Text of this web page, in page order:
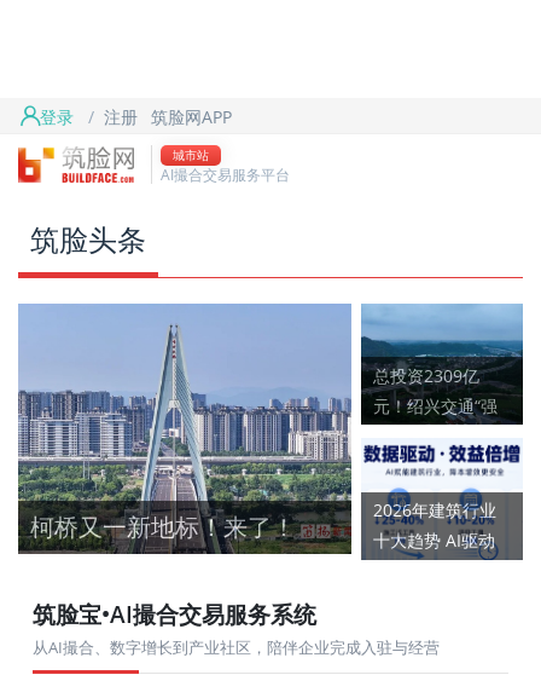
登录 / 注册 筑脸网APP
城市站
AI撮合交易服务平台
筑脸头条
柯桥又一新地标！来了！
总投资2309亿
元！绍兴交通“强
2026年建筑行业
十大趋势 AI驱动
筑脸宝•AI撮合交易服务系统
从AI撮合、数字增长到产业社区，陪伴企业完成入驻与经营